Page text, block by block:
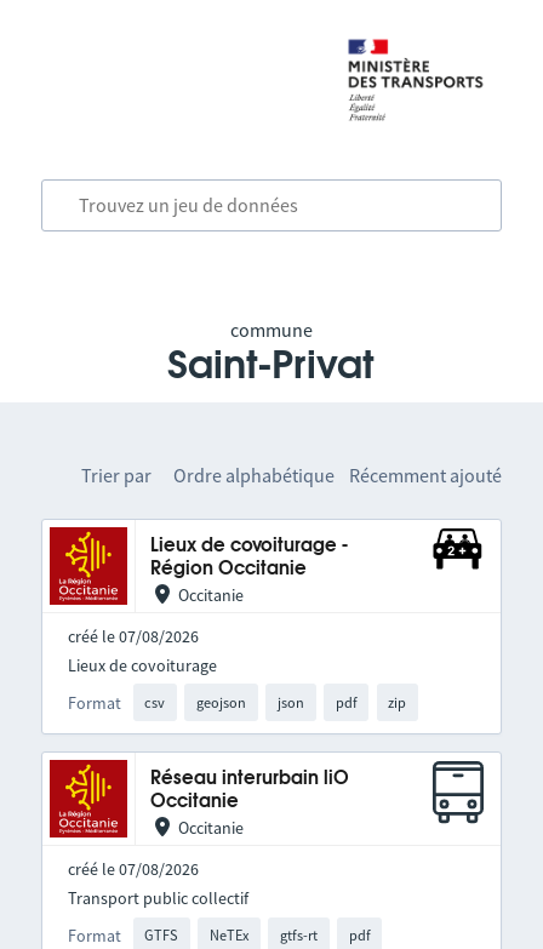
commune
Saint-Privat
Trier par Ordre alphabétique Récemment ajouté
Lieux de covoiturage -
Région Occitanie
Occitanie
créé le 07/08/2026
Format csv geojson json pdf zip
Lieux de covoiturage
Réseau interurbain liO
Occitanie
Occitanie
créé le 07/08/2026
Format GTFS NeTEx gtfs-rt pdf
Transport public collectif